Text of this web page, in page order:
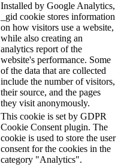
Installed by Google Analytics,
_gid cookie stores information
on how visitors use a website,
while also creating an
analytics report of the
website's performance. Some
of the data that are collected
include the number of visitors,
their source, and the pages
they visit anonymously.
This cookie is set by GDPR
Cookie Consent plugin. The
cookie is used to store the user
consent for the cookies in the
category "Analytics".